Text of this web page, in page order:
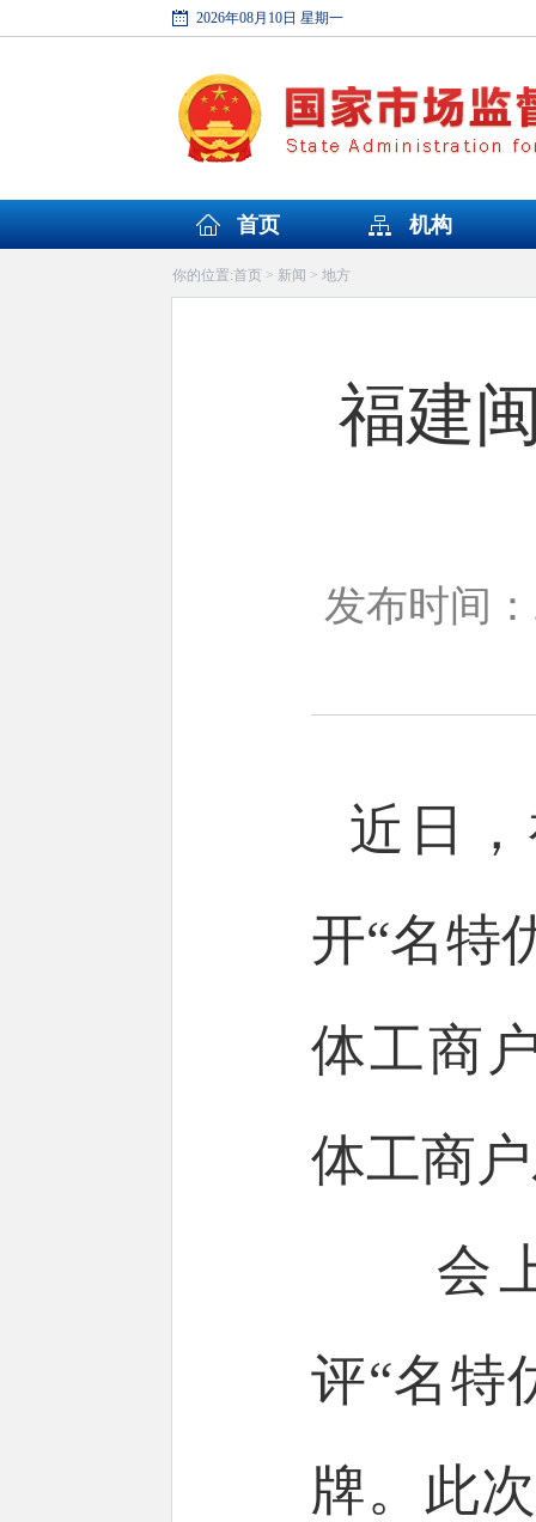
2026年08月10日 星期一
首页 机构
你的位置:首页> 新闻 > 地方
福建
发布时间
近日
开“名特
体工商
体工商
会上
评“名特
牌。此